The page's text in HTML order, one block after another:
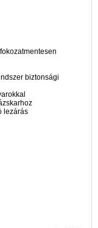
biztonsági
lezárás